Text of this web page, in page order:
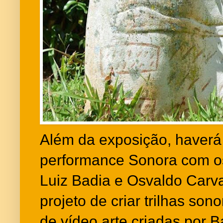
Além da exposição,
performance Sonora com
Luiz Badia e Osvaldo
projeto de criar trilhas